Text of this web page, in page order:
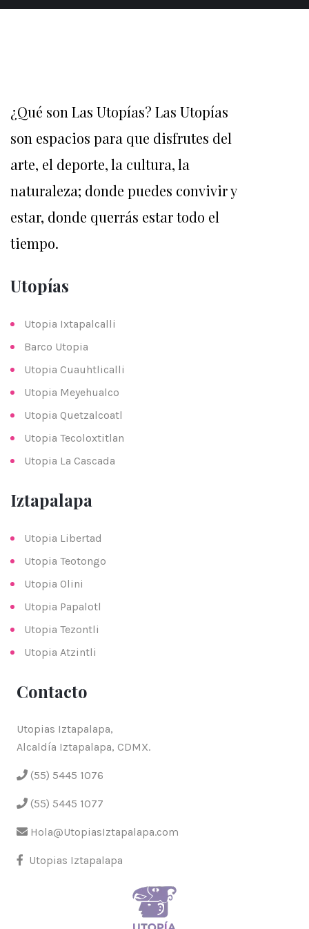
¿Qué son Las Utopías? Las Utopías
son espacios para que disfrutes del
arte, el deporte, la cultura, la
naturaleza; donde puedes convivir y
estar, donde querrás estar todo el
tiempo.
Utopías
Utopia Ixtapalcalli
Barco Utopia
Utopia Cuauhtlicalli
Utopia Meyehualco
Utopia Quetzalcoatl
Utopia Tecoloxtitlan
Utopia La Cascada
Iztapalapa
Utopia Libertad
Utopia Teotongo
Utopia Olini
Utopia Papalotl
Utopia Tezontli
Utopia Atzintli
Contacto
Utopias Iztapalapa,
Alcaldía Iztapalapa, CDMX.
(55) 5445 1076
(55) 5445 1077
Hola@UtopiasIztapalapa.com
Utopias Iztapalapa